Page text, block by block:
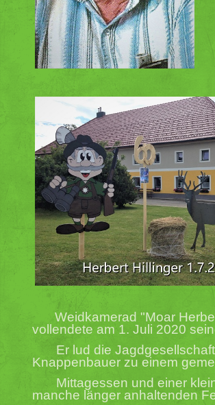
Weidkamerad "Moar
vollendete am 1. Juli 2020
Er lud die
Knappenbauer zu einem
Mittagessen und einer
manche länger anhaltenden